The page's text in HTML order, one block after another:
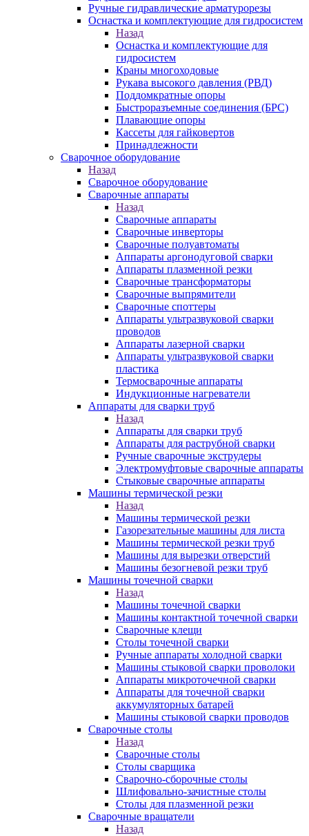
Ручные гидравлические арматурорезы
Оснастка и комплектующие для гидросистем
Назад
Оснастка и комплектующие для
гидросистем
Краны многоходовые
Рукава высокого давления (РВД)
Поддомкратные опоры
Быстроразъемные соединения (БРС)
Плавающие опоры
Кассеты для гайковертов
Принадлежности
Сварочное оборудование
Назад
Сварочное оборудование
Сварочные аппараты
Назад
Сварочные аппараты
Сварочные инверторы
Сварочные полуавтоматы
Аппараты аргонодуговой сварки
Аппараты плазменной резки
Сварочные трансформаторы
Сварочные выпрямители
Сварочные споттеры
Аппараты ультразвуковой сварки
проводов
Аппараты лазерной сварки
Аппараты ультразвуковой сварки
пластика
Термосварочные аппараты
Индукционные нагреватели
Аппараты для сварки труб
Назад
Аппараты для сварки труб
Аппараты для раструбной сварки
Ручные сварочные экструдеры
Электромуфтовые сварочные аппараты
Стыковые сварочные аппараты
Машины термической резки
Назад
Машины термической резки
Газорезательные машины для листа
Машины термической резки труб
Машины для вырезки отверстий
Машины безогневой резки труб
Машины точечной сварки
Назад
Машины точечной сварки
Машины контактной точечной сварки
Сварочные клещи
Столы точечной сварки
Ручные аппараты холодной сварки
Машины стыковой сварки проволоки
Аппараты микроточечной сварки
Аппараты для точечной сварки
аккумуляторных батарей
Машины стыковой сварки проводов
Сварочные столы
Назад
Сварочные столы
Столы сварщика
Сварочно-сборочные столы
Шлифовально-зачистные столы
Столы для плазменной резки
Сварочные вращатели
Назад